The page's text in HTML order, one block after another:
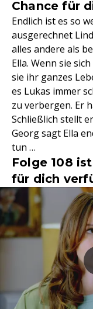
Chance für
Endlich ist es so
ausgerechnet
alles andere als
Ella. Wenn sie
sie ihr ganzes
es Lukas immer
zu verbergen. Er
Schließlich stellt
Georg sagt Ella
tun …
Folge 108
für dich